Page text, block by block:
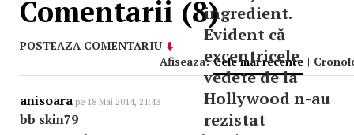
ingredient.
Evident că
excentricele
vedete de la
Hollywood n-au
rezistat
Comentarii (8)
POSTEAZA COMENTARIU
Afiseaza: Cele mai recente |
anisoara pe 18 Mai 2014, 21:43
bb skin79